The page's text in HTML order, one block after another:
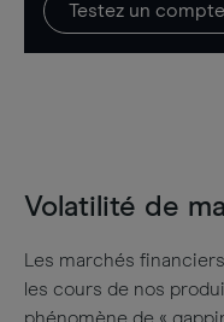
Testez un
Volatilité de
Les marchés
les cours de nos